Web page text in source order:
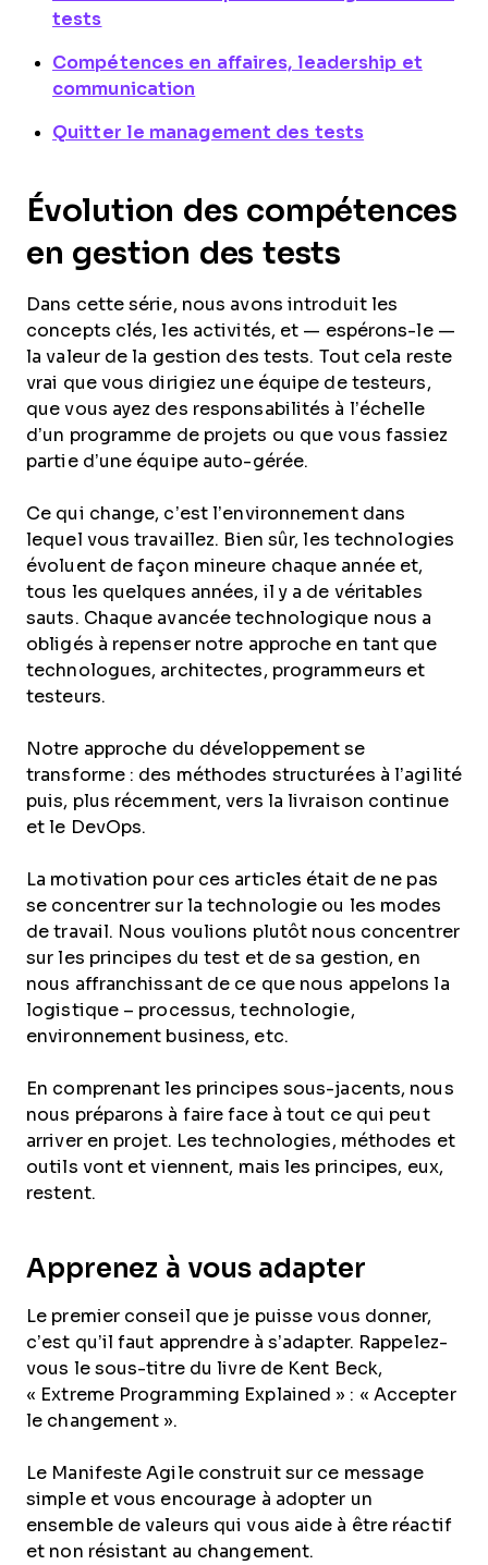
tests
Compétences en affaires, leadership et
communication
Quitter le management des tests
Évolution des compétences
en gestion des tests
Dans cette série, nous avons introduit les
concepts clés, les activités, et — espérons-le —
la valeur de la gestion des tests. Tout cela reste
vrai que vous dirigiez une équipe de testeurs,
que vous ayez des responsabilités à l’échelle
d’un programme de projets ou que vous fassiez
partie d’une équipe auto-gérée.
Ce qui change, c’est l’environnement dans
lequel vous travaillez. Bien sûr, les technologies
évoluent de façon mineure chaque année et,
tous les quelques années, il y a de véritables
sauts. Chaque avancée technologique nous a
obligés à repenser notre approche en tant que
technologues, architectes, programmeurs et
testeurs.
Notre approche du développement se
transforme : des méthodes structurées à l’agilité
puis, plus récemment, vers la livraison continue
et le DevOps.
La motivation pour ces articles était de ne pas
se concentrer sur la technologie ou les modes
de travail. Nous voulions plutôt nous concentrer
sur les principes du test et de sa gestion, en
nous affranchissant de ce que nous appelons la
logistique – processus, technologie,
environnement business, etc.
En comprenant les principes sous-jacents, nous
nous préparons à faire face à tout ce qui peut
arriver en projet. Les technologies, méthodes et
outils vont et viennent, mais les principes, eux,
restent.
Apprenez à vous adapter
Le premier conseil que je puisse vous donner,
c’est qu’il faut apprendre à s’adapter. Rappelez-
vous le sous-titre du livre de Kent Beck,
« Extreme Programming Explained » : « Accepter
le changement ».
Le Manifeste Agile construit sur ce message
simple et vous encourage à adopter un
ensemble de valeurs qui vous aide à être réactif
et non résistant au changement.